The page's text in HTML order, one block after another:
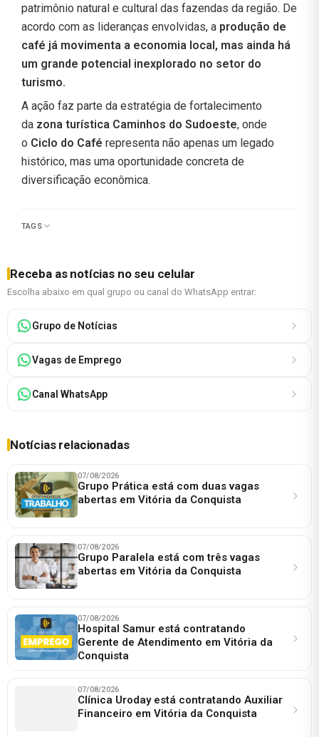
patrimônio natural e cultural das fazendas da região. De
acordo com as lideranças envolvidas, a produção de
café já movimenta a economia local, mas ainda há
um grande potencial inexplorado no setor do
turismo.
A ação faz parte da estratégia de fortalecimento
da zona turística Caminhos do Sudoeste, onde
o Ciclo do Café representa não apenas um legado
histórico, mas uma oportunidade concreta de
diversificação econômica.
TAGS
Receba as notícias no seu celular
Escolha abaixo em qual grupo ou canal do WhatsApp entrar:
Grupo de Notícias
Vagas de Emprego
Canal WhatsApp
Notícias relacionadas
07/08/2026
Grupo Prática está com duas vagas
abertas em Vitória da Conquista
07/08/2026
Grupo Paralela está com três vagas
abertas em Vitória da Conquista
07/08/2026
Hospital Samur está contratando
Gerente de Atendimento em Vitória da
Conquista
07/08/2026
Clínica Uroday está contratando Auxiliar
Financeiro em Vitória da Conquista